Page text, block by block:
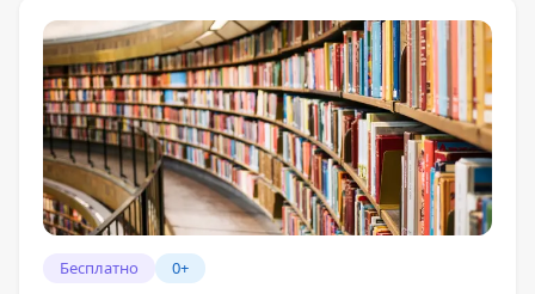
Бесплатно 0+